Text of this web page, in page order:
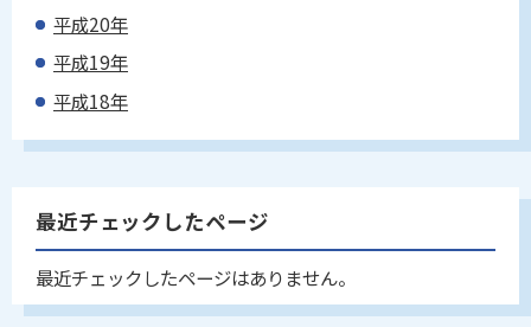
平成20年
平成19年
平成18年
最近チェックしたページ
最近チェックしたページはありません。